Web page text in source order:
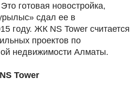
готовая новостройка,
сдал ее в
году. ЖК NS Tower считается
проектов по
недвижимости Алматы.
Tower